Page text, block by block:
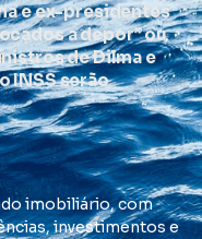
e ex-presidentes
a depor” ou
de Dilma e
INSS serão
imobiliário, com
investimentos e